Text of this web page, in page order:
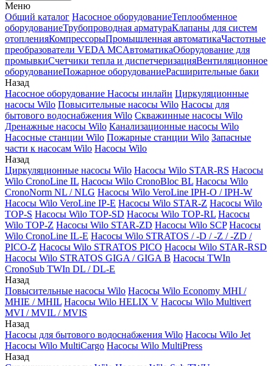
Меню
Общий каталог Насосное оборудованиеТеплообменное
оборудованиеТрубопроводная арматураКлапаны для систем
отопленияКомпрессорыПромышленная автоматикаЧастотные
преобразователи VEDA MCАвтоматикаОборудование для
промывкиСчетчики тепла и диспетчеризацияВентиляционное
оборудованиеПожарное оборудованиеРасширительные баки
Назад
Насосное оборудование Насосы инлайн Циркуляционные
насосы Wilo Повысительные насосы Wilo Насосы для
бытового водоснабжения Wilo Скважинные насосы Wilo
Дренажные насосы Wilo Канализационные насосы Wilo
Насосные станции Wilo Пожарные станции Wilo Запасные
части к насосам Wilo Насосы Wilo
Назад
Циркуляционные насосы Wilo Насосы Wilo STAR-RS Насосы
Wilo CronoLine IL Насосы Wilo CronoBloc BL Насосы Wilo
CronoNorm NL / NLG Насосы Wilo VeroLine IPH-O / IPH-W
Насосы Wilo VeroLine IP-E Насосы Wilo STAR-Z Насосы Wilo
TOP-S Насосы Wilo TOP-SD Насосы Wilo TOP-RL Насосы
Wilo TOP-Z Насосы Wilo STAR-ZD Насосы Wilo SCP Насосы
Wilo CronoLine IL-E Насосы Wilo STRATOS / -D / -Z / -ZD /
PICO-Z Насосы Wilo STRATOS PICO Насосы Wilo STAR-RSD
Насосы Wilo STRATOS GIGA / GIGA B Насосы TWIn
CronoSub TWIn DL / DL-E
Назад
Повысительные насосы Wilo Насосы Wilo Economy MHI /
MHIE / MHIL Насосы Wilo HELIX V Насосы Wilo Multivert
MVI / MVIL / MVIS
Назад
Насосы для бытового водоснабжения Wilo Насосы Wilo Jet
Насосы Wilo MultiCargo Насосы Wilo MultiPress
Назад